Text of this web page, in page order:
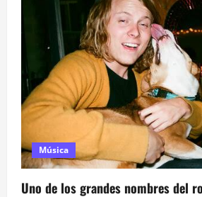
Música
Uno de los grandes nombres del